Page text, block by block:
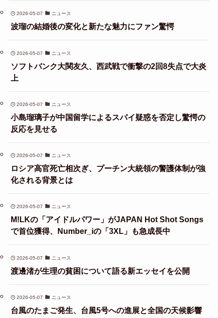
2026-05-07 ニュース
波瑠の結婚後の変化と新たな魅力にファン驚愕
2026-05-07 ニュース
ソフトバンク大関友久、西武戦で衝撃の2回8失点で大炎
上
2026-05-07 ニュース
小島瑠璃子が中国留学によるスパイ疑惑を否定し驚愕の
反応を見せる
2026-05-07 ニュース
ロシア高官死亡相次ぎ、プーチン大統領の警護体制が強
化される背景とは
2026-05-07 ニュース
M!LKの「アイドルパワー」がJAPAN Hot Shot Songs
で首位獲得、Number_iの「3XL」も急成長中
2026-05-07 ニュース
渡邊渚が生理の貧困について語る新エッセイを公開
2026-05-07 ニュース
台風のたまご発生、台風5号への進展と全国の天候影響